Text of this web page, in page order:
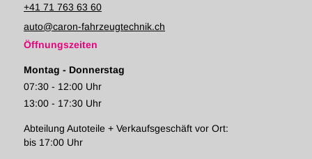
+41 71 763 63 60
auto@caron-fahrzeugtechnik.ch
Öffnungszeiten
Montag - Donnerstag
07:30 - 12:00 Uhr
13:00 - 17:30 Uhr
Abteilung Autoteile + Verkaufsgeschäft vor Ort:
bis 17:00 Uhr